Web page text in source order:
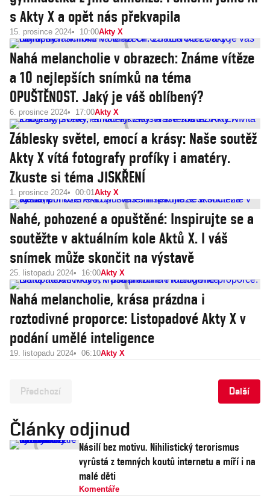
s Akty X a opět nás překvapila
15. prosince 2024 10:00Akty X
Nahá melancholie v obrazech: Známe vítěze
a 10 nejlepších snímků na téma
OPUŠTĚNOST. Jaký je váš oblíbený?
6. prosince 2024 17:00Akty X
Záblesky světel, emocí a krásy: Naše soutěž
Akty X vítá fotografy profíky i amatéry.
Zkuste si téma JISKŘENÍ
1. prosince 2024 00:01Akty X
Nahé, pohozené a opuštěné: Inspirujte se a
soutěžte v aktuálním kole Aktů X. I váš
snímek může skončit na výstavě
25. listopadu 2024 16:00Akty X
Nahá melancholie, krása prázdna i
roztodivné proporce: Listopadové Akty X v
podání umělé inteligence
19. listopadu 2024 06:10Akty X
Předchozí Další
Články odjinud
Násilí bez motivu. Nihilistický terorismus
vyrůstá z temných koutů internetu a míří i na
malé děti
Komentáře